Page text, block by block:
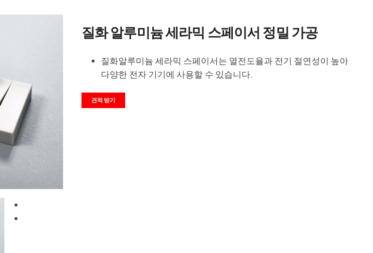
Italiano
질화 알루미늄 세라믹 스페이서 정밀 가공
질화알루미늄 세라믹 스페이서는 열전도율과 전기 절연성이 높아
다양한 전자 기기에 사용할 수 있습니다.
견적 받기